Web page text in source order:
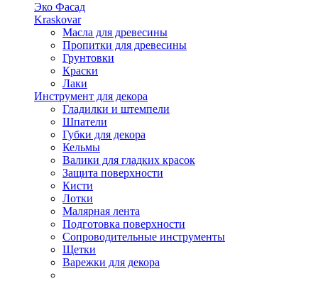
Эко Фасад
Kraskovar
Масла для древесины
Пропитки для древесины
Грунтовки
Краски
Лаки
Инструмент для декора
Гладилки и штемпели
Шпатели
Губки для декора
Кельмы
Валики для гладких красок
Защита поверхности
Кисти
Лотки
Малярная лента
Подготовка поверхности
Сопроводительные инструменты
Щетки
Варежки для декора